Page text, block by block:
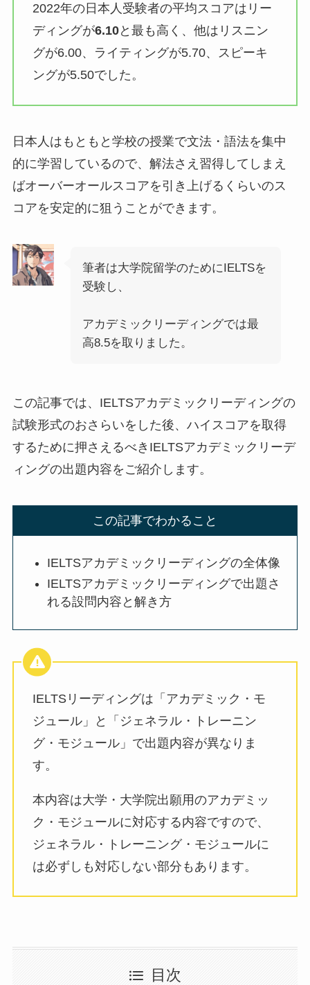
2022年の日本人受験者の平均スコアはリー
ディングが6.10と最も高く、他はリスニン
グが6.00、ライティングが5.70、スピーキ
ングが5.50でした。
日本人はもともと学校の授業で文法・語法を集中
的に学習しているので、解法さえ習得してしまえ
ばオーバーオールスコアを引き上げるくらいのス
コアを安定的に狙うことができます。
筆者は大学院留学のためにIELTSを
受験し、
アカデミックリーディングでは最
高8.5を取りました。
この記事では、IELTSアカデミックリーディングの
試験形式のおさらいをした後、ハイスコアを取得
するために押さえるべきIELTSアカデミックリーデ
ィングの出題内容をご紹介します。
この記事でわかること
IELTSアカデミックリーディングの全体像
IELTSアカデミックリーディングで出題さ
れる設問内容と解き方
IELTSリーディングは「アカデミック・モ
ジュール」と「ジェネラル・トレーニン
グ・モジュール」で出題内容が異なりま
す。
本内容は大学・大学院出願用のアカデミッ
ク・モジュールに対応する内容ですので、
ジェネラル・トレーニング・モジュールに
は必ずしも対応しない部分もあります。
目次